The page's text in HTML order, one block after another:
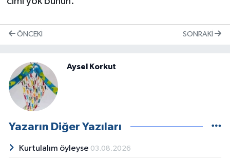
ÖNCEKI SONRAKI
Aysel Korkut
Yazarın Diğer Yazıları
Kurtulalım öyleyse 03.08.2026